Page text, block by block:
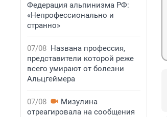
Федерация альпинизма РФ:
«Непрофессионально и
странно»
07/08 Названа профессия,
представители которой реже
всего умирают от болезни
Альцгеймера
07/08
Мизулина
отреагировала на сообщения